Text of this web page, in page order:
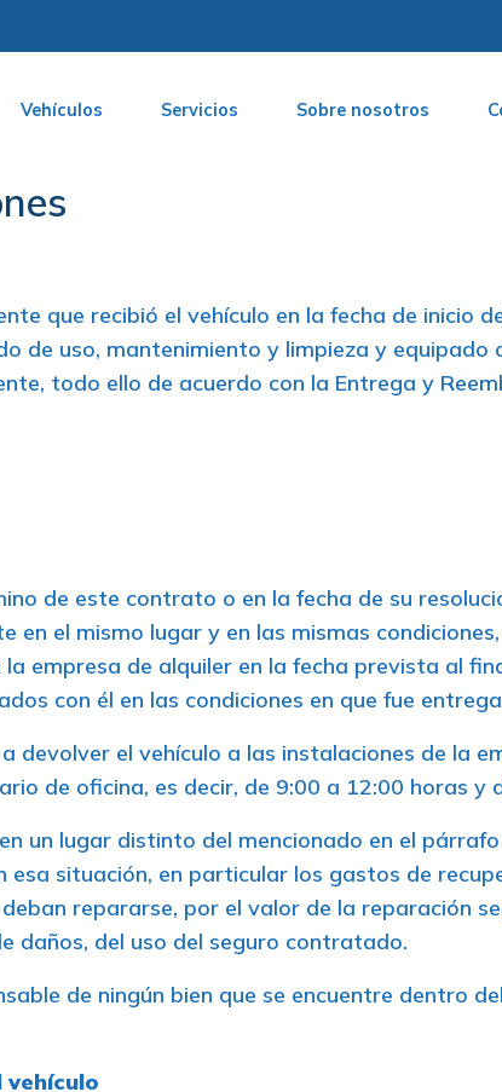
Vehículos Servicios Sobre nosotros
que recibió el vehículo en la fecha de inicio
de uso, mantenimiento y limpieza y
todo ello de acuerdo con la Entrega y
de este contrato o en la fecha de su
en el mismo lugar y en las mismas
empresa de alquiler en la fecha prevista al
con él en las condiciones en que fue
devolver el vehículo a las instalaciones de la
de oficina, es decir, de 9:00 a 12:00 horas y
un lugar distinto del mencionado en el
esa situación, en particular los gastos de
repararse, por el valor de la reparación
daños, del uso del seguro contratado.
de ningún bien que se encuentre dentro
vehículo